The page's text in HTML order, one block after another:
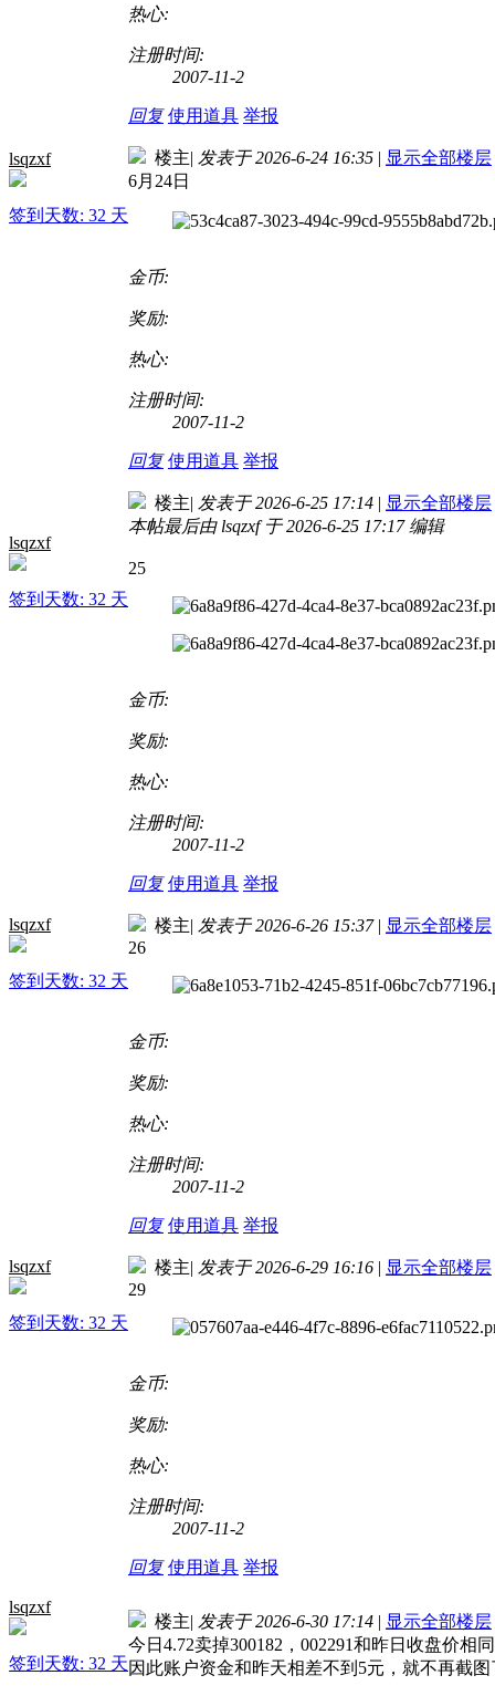
热心:
注册时间:
2007-11-2
回复 使用道具 举报
lsqzxf
签到天数: 32 天
楼主| 发表于 2026-6-24 16:35 | 显示全部楼层
6月24日
金币:
奖励:
热心:
注册时间:
2007-11-2
回复 使用道具 举报
lsqzxf
签到天数: 32 天
楼主| 发表于 2026-6-25 17:14 | 显示全部楼层
本帖最后由 lsqzxf 于 2026-6-25 17:17 编辑
25
金币:
奖励:
热心:
注册时间:
2007-11-2
回复 使用道具 举报
lsqzxf
签到天数: 32 天
楼主| 发表于 2026-6-26 15:37 | 显示全部楼层
26
金币:
奖励:
热心:
注册时间:
2007-11-2
回复 使用道具 举报
lsqzxf
签到天数: 32 天
楼主| 发表于 2026-6-29 16:16 | 显示全部楼层
29
金币:
奖励:
热心:
注册时间:
2007-11-2
回复 使用道具 举报
lsqzxf
签到天数: 32 天
楼主| 发表于 2026-6-30 17:14 | 显示全部楼层
今日4.72卖掉300182，002291和昨日收盘价相
因此账户资金和昨天相差不到5元，就不再截图